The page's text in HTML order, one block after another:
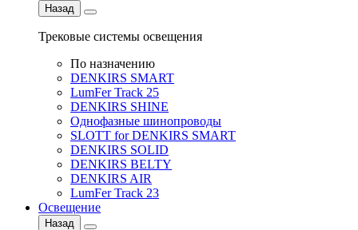
Назад
Трековые системы освещения
По назначению
DENKIRS SMART
LumFer Track 25
DENKIRS SHINE
Однофазные шинопроводы
SLOTT for DENKIRS SMART
DENKIRS SOLID
DENKIRS BELTY
DENKIRS AIR
LumFer Track 23
Освещение
Назад